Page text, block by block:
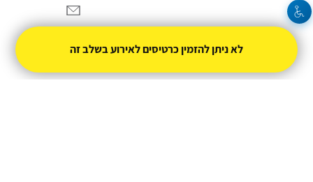
לא ניתן להזמין כרטיסים לאירוע בשלב זה